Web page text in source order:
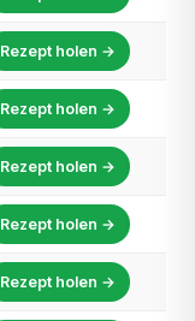
Rezept holen →
Rezept holen →
Rezept holen →
Rezept holen →
Rezept holen →